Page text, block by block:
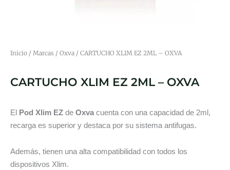
Inicio / Marcas / Oxva / CARTUCHO XLIM EZ 2ML – OXVA
CARTUCHO XLIM EZ 2ML – OXVA
El Pod Xlim EZ de Oxva cuenta con una capacidad de 2ml,
recarga es superior y destaca por su sistema antifugas.
Además, tienen una alta compatibilidad con todos los
dispositivos Xlim.